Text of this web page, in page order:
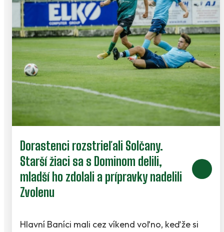
Dorastenci rozstrieľali Solčany.
Starší žiaci sa s Dominom delili,
mladší ho zdolali a prípravky nadelili
Zvolenu
Hlavní Baníci mali cez víkend voľno, keďže si